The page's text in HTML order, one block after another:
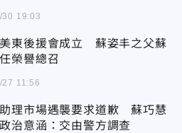
19:03
東後援會成立 蘇姿丰之父蘇
榮譽總召
11:56
理市場遇襲要求道歉 蘇巧慧
治意涵：交由警方調查